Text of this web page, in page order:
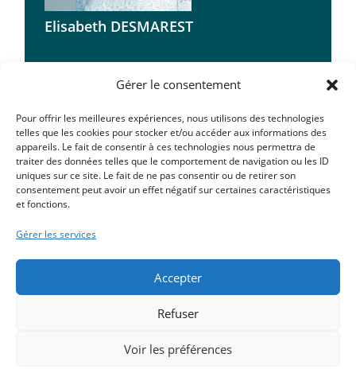
Gérer le consentement
Pour offrir les meilleures expériences, nous utilisons des technologies
telles que les cookies pour stocker et/ou accéder aux informations des
appareils. Le fait de consentir à ces technologies nous permettra de
traiter des données telles que le comportement de navigation ou les ID
uniques sur ce site. Le fait de ne pas consentir ou de retirer son
consentement peut avoir un effet négatif sur certaines caractéristiques
et fonctions.
Gérer les services
Accepter
Refuser
Voir les préférences
Elisabeth DESMAREST
conseiller d'opposition
Claude LONGUET